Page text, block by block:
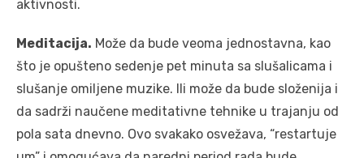
aktivnosti.
Meditacija. Može da bude veoma jednostavna, kao
što je opušteno sedenje pet minuta sa slušalicama i
slušanje omiljene muzike. Ili može da bude složenija i
da sadrži naučene meditativne tehnike u trajanju od
pola sata dnevno. Ovo svakako osvežava, “restartuje